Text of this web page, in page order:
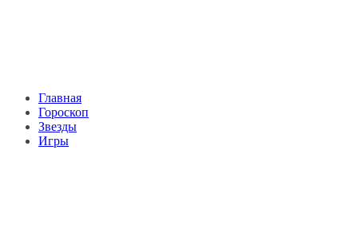
Главная
Гороскоп
Звезды
Игры